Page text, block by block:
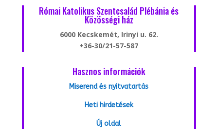
Római Katolikus Szentcsalád Plébánia és
Közösségi ház
6000 Kecskemét, Irinyi u. 62.
+36-30/21-57-587
Hasznos információk
Miserend és nyitvatartás
Heti hirdetések
Új oldal